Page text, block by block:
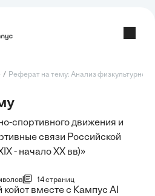
Реферат на тему: Анализ физкультурно-
спортивного движения и
связи Российской
- начало XX вв)»
14 страниц
вместе с Кампус AI